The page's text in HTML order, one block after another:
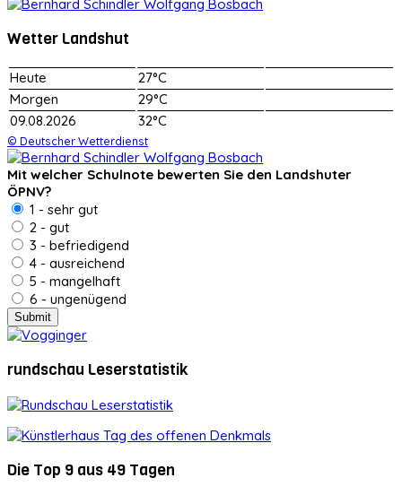
Wetter Landshut
Heute
27°C
Morgen
29°C
09.08.2026
32°C
© Deutscher Wetterdienst
Mit welcher Schulnote bewerten Sie den Landshuter
ÖPNV?
1 - sehr gut
2 - gut
3 - befriedigend
4 - ausreichend
5 - mangelhaft
6 - ungenügend
rundschau Leserstatistik
Die Top 9 aus 49 Tagen